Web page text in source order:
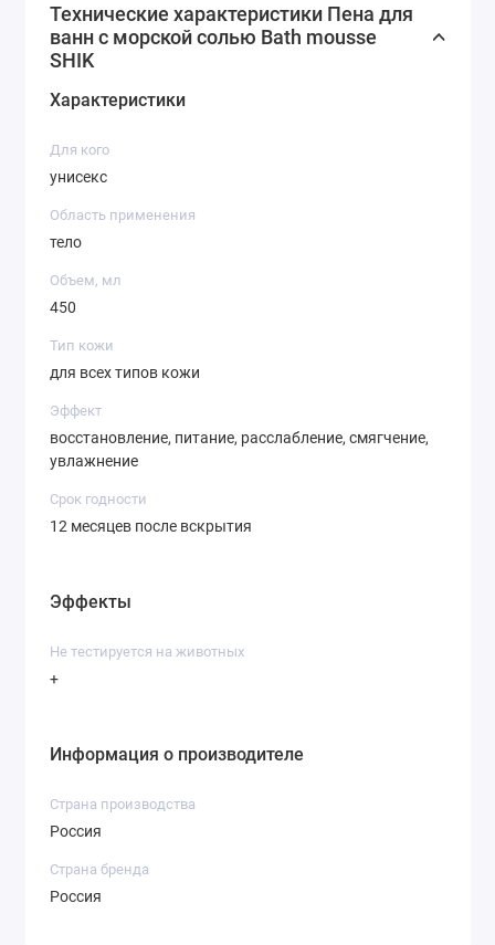
Технические характеристики Пена для
ванн с морской солью Bath mousse
SHIK
Характеристики
Для кого
унисекс
Область применения
тело
Объем, мл
450
Тип кожи
для всех типов кожи
Эффект
восстановление, питание, расслабление, смягчение,
увлажнение
Срок годности
12 месяцев после вскрытия
Эффекты
Не тестируется на животных
+
Информация о производителе
Страна производства
Россия
Страна бренда
Россия